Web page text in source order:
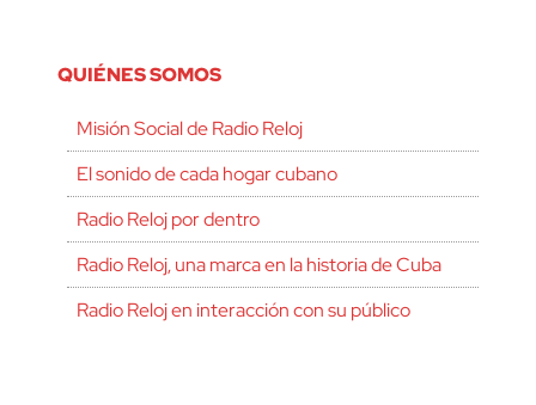
QUIÉNES SOMOS
Misión Social de Radio Reloj
El sonido de cada hogar cubano
Radio Reloj por dentro
Radio Reloj, una marca en la historia de Cuba
Radio Reloj en interacción con su público